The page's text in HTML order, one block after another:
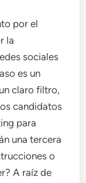
por el
la
sociales
es un
claro filtro,
candidatos
para
una tercera
o
A raíz de